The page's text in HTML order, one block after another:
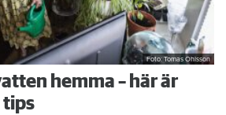
Foto: Tomas Ohlsson
hemma – här är
tips